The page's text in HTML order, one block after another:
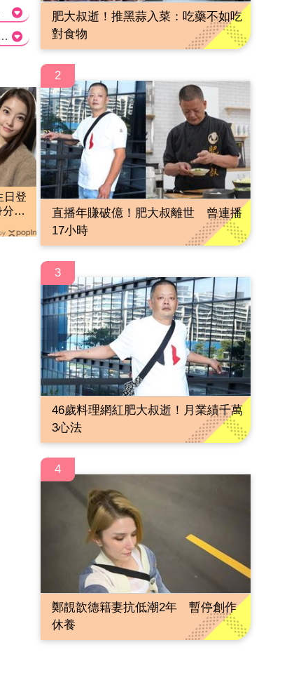
正確答案: c) EXILE LIVE 2023 in TAIPEI Q2: 哪位成員在舞台上脫掉了外套？ a) AKIRA b) TAKAHIRO c) KENCHI d) TETSUYA 正確答案: a) AKIRA Q3: 發生音響問題是在第幾首歌之後？ a) 第一首 b) 第二首 c) 第三首 d) 第四首 正確答案: c) 第三首
日登
」
肥大叔逝！推黑蒜入菜：吃藥不如吃
對食物
2
直播年賺破億！肥大叔離世 曾連播
17小時
3
46歲料理網紅肥大叔逝！月業績千萬
3心法
4
鄭靚歆德籍妻抗低潮2年 暫停創作
休養